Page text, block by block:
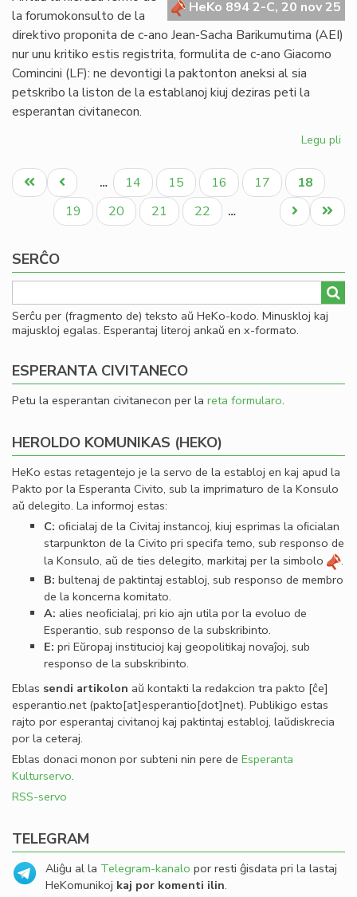
Verdanoj
HeKo 894 2-C, 20 nov 25
la forumokonsulto de la
direktivo proponita de c-ano Jean-Sacha Barikumutima (AEI)
nur unu kritiko estis registrita, formulita de c-ano Giacomo
Comincini (LF): ne devontigi la paktonton aneksi al sia
petskribo la liston de la establanoj kiuj deziras peti la
esperantan civitanecon.
Legu pli
en
Pagination
Unua
paĝo
Antaŭa
paĝo
… Paĝo
14 Paĝo
15 Paĝo
16 Paĝo
17
Aktuala
paĝo
18
Paĝo
19 Paĝo
20 Paĝo
21 Paĝo
22 …
Last
page
Next
page
SERĈO
Serĉu per (fragmento de) teksto aŭ HeKo-kodo. Minuskloj kaj
majuskloj egalas. Esperantaj literoj ankaŭ en x-formato.
ESPERANTA CIVITANECO
Petu la esperantan civitanecon per la reta formularo.
HEROLDO KOMUNIKAS (HEKO)
HeKo estas retagentejo je la servo de la establoj en kaj apud la
Pakto por la Esperanta Civito, sub la imprimaturo de la Konsulo
aŭ delegito. La informoj estas:
C: oﬁcialaj de la Civitaj instancoj, kiuj esprimas la oﬁcialan
starpunkton de la Civito pri specifa temo, sub responso de
la Konsulo, aŭ de ties delegito, markitaj per la simbolo
.
B: bultenaj de paktintaj establoj, sub responso de membro
de la koncerna komitato.
A: alies neoﬁcialaj, pri kio ajn utila por la evoluo de
Esperantio, sub responso de la subskribinto.
E: pri Eŭropaj institucioj kaj geopolitikaj novaĵoj, sub
responso de la subskribinto.
Eblas sendi artikolon aŭ kontakti la redakcion tra pakto [ĉe]
esperantio.net(pakto[at]esperantio[dot]net). Publikigo estas
rajto por esperantaj civitanoj kaj paktintaj establoj, laŭdiskrecia
por la ceteraj.
Eblas donaci monon por subteni nin pere de Esperanta
Kulturservo.
RSS-servo
TELEGRAM
Aliĝu al la Telegram-kanalo por resti ĝisdata pri la lastaj
HeKomunikoj kaj por komenti ilin.